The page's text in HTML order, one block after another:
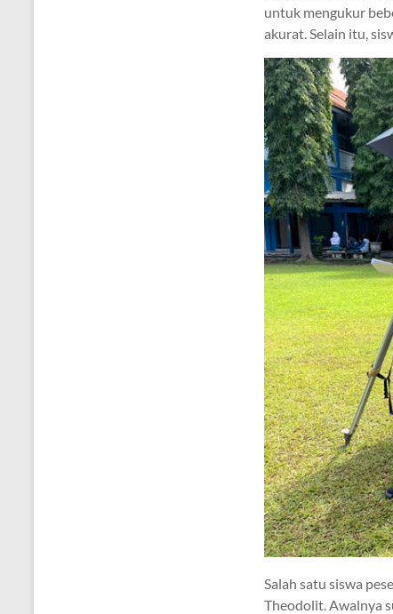
untuk mengukur
akurat. Selain itu,
Salah satu siswa
Theodolit. Awalnya